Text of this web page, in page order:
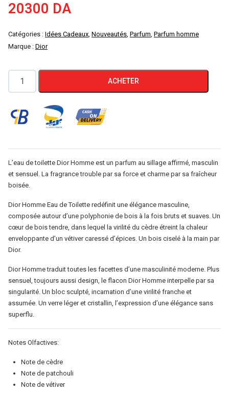
20300 DA
Catégories : Idées Cadeaux, Nouveautés, Parfum, Parfum homme
Marque : Dior
quantité
de
DIOR
DE
TOILETTE
100ml
ACHETER
L’eau de toilette Dior Homme est un parfum au sillage affirmé, masculin
et sensuel. La fragrance trouble par sa force et charme par sa fraîcheur
boisée.
Dior Homme Eau de Toilette redéfinit une élégance masculine,
composée autour d’une polyphonie de bois à la fois bruts et suaves. Un
cœur de bois tendre, dans lequel la virilité du cèdre étreint la chaleur
enveloppante d’un vétiver caressé d’épices. Un bois ciselé à la main par
Dior.
Dior Homme traduit toutes les facettes d’une masculinité moderne. Plus
sensuel, toujours aussi design, le flacon Dior Homme interpelle par sa
singularité. Un bloc sculpté, incarnation d’une virilité franche et
assumée. Un verre léger et cristallin, l’expression d’une élégance sans
superflu.
Notes Olfactives:
Note de cèdre
Note de patchouli
Note de vétiver